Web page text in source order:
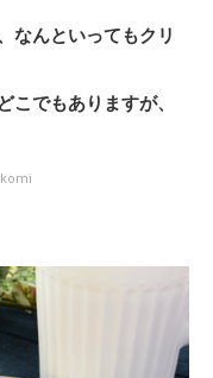
なんといってもクリ
こでもありますが、